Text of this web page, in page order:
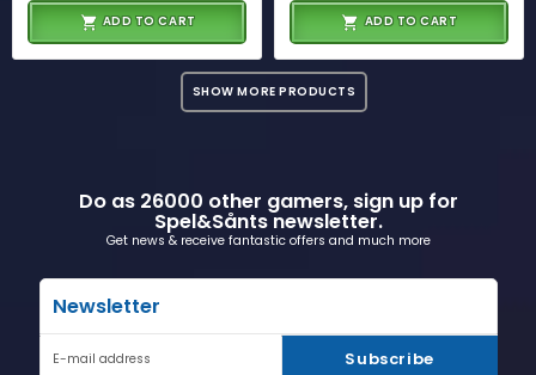
ADD TO CART ADD TO CART
SHOW MORE PRODUCTS
Do as 26000 other gamers, sign up for
Spel&Sånts newsletter.
Get news & receive fantastic offers and much more
Newsletter
E-mail address Subscribe